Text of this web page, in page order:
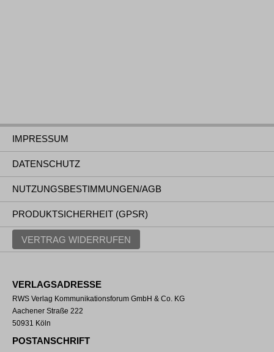
IMPRESSUM
DATENSCHUTZ
NUTZUNGSBESTIMMUNGEN/AGB
PRODUKTSICHERHEIT (GPSR)
VERTRAG WIDERRUFEN
VERLAGSADRESSE
RWS Verlag Kommunikationsforum GmbH & Co. KG
Aachener Straße 222
50931 Köln
POSTANSCHRIFT